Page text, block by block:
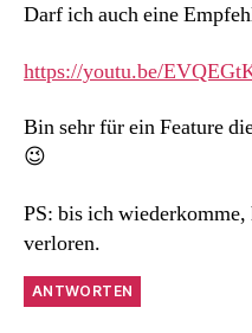
Darf ich auch eine
https://youtu.be/
Bin sehr für ein Feature
😉
PS: bis ich wiederkomme,
verloren.
ANTWORTEN